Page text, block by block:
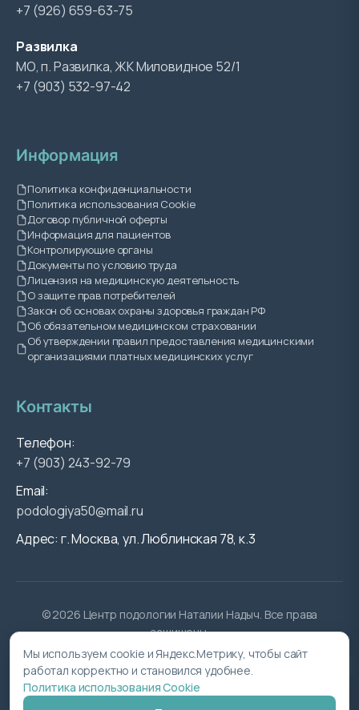
+7 (926) 659-63-75
Развилка
МО, п. Развилка, ЖК Миловидное 52/1
+7 (903) 532-97-42
Информация
Политика конфиденциальности
Политика использования Cookie
Договор публичной оферты
Информация для пациентов
Контролирующие органы
Документы по условию труда
Лицензия на медицинскую деятельность
О защите прав потребителей
Закон об основах охраны здоровья граждан РФ
Об обязательном медицинском страховании
Об утверждении правил предоставления медицинскими
организациями платных медицинских услуг
Контакты
Телефон:
+7 (903) 243-92-79
Email:
podologiya50@mail.ru
Адрес: г. Москва, ул. Люблинская 78, к.3
© 2026 Центр подологии Наталии Надыч. Все права
защищены.
Лицензия на осуществление медицинской деятельности №
Л041-01162-50/00359907выдана ООО "Подологические
решения" для места осуществления деятельности: 142005,
Мы используем cookie и Яндекс.Метрику, чтобы сайт
работал корректно и становился удобнее.
Политика использования Cookie